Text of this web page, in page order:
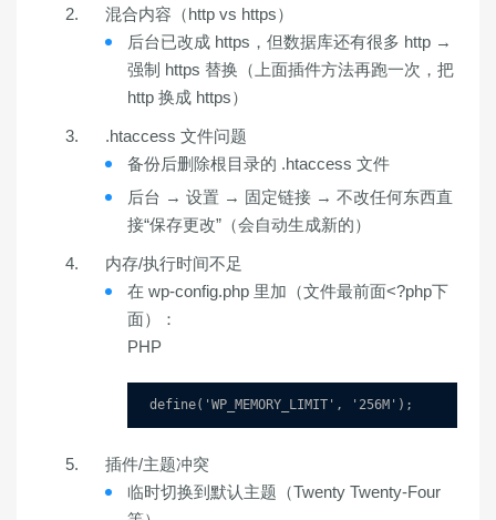
混合内容（http vs https）
后台已改成 https，但数据库还有很多 http →
强制 https 替换（上面插件方法再跑一次，把
http 换成 https）
.htaccess 文件问题
备份后删除根目录的 .htaccess 文件
后台 → 设置 → 固定链接 → 不改任何东西直
接“保存更改”（会自动生成新的）
内存/执行时间不足
在 wp-config.php 里加（文件最前面<?php下
面）：
PHP
define('WP_MEMORY_LIMIT', '256M');
插件/主题冲突
临时切换到默认主题（Twenty Twenty-Four